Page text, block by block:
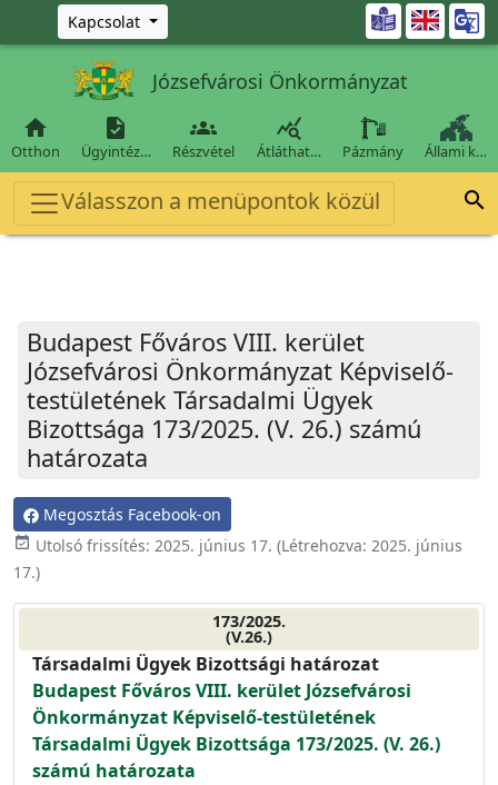
Ugrás a fő tartalomra
Kapcsolat 
Józsefvárosi Önkormányzat

Otthon

Ügyintéz…

Részvétel

Átláthat… Pázmány Állami k…
Válasszon a menüpontok közül 
Budapest Főváros VIII. kerület
Józsefvárosi Önkormányzat Képviselő-
testületének Társadalmi Ügyek
Bizottsága 173/2025. (V. 26.) számú
határozata
Megosztás Facebook-on
event_available Utolsó frissítés: 2025. június 17. (Létrehozva: 2025. június
17.)
173/2025.
(V.26.)
Társadalmi Ügyek Bizottsági határozat
Budapest Főváros VIII. kerület Józsefvárosi
Önkormányzat Képviselő-testületének
Társadalmi Ügyek Bizottsága 173/2025. (V. 26.)
számú határozata